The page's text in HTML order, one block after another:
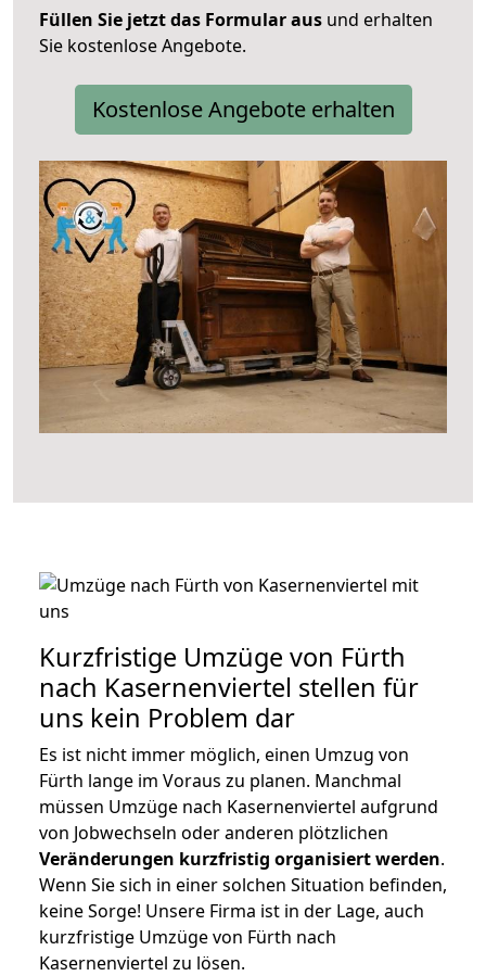
Füllen Sie jetzt das Formular aus und erhalten
Sie kostenlose Angebote.
Kostenlose Angebote erhalten
Kurzfristige Umzüge von Fürth
nach Kasernenviertel stellen für
uns kein Problem dar
Es ist nicht immer möglich, einen Umzug von
Fürth lange im Voraus zu planen. Manchmal
müssen Umzüge nach Kasernenviertel aufgrund
von Jobwechseln oder anderen plötzlichen
Veränderungen kurzfristig organisiert werden.
Wenn Sie sich in einer solchen Situation befinden,
keine Sorge! Unsere Firma ist in der Lage, auch
kurzfristige Umzüge von Fürth nach
Kasernenviertel zu lösen.